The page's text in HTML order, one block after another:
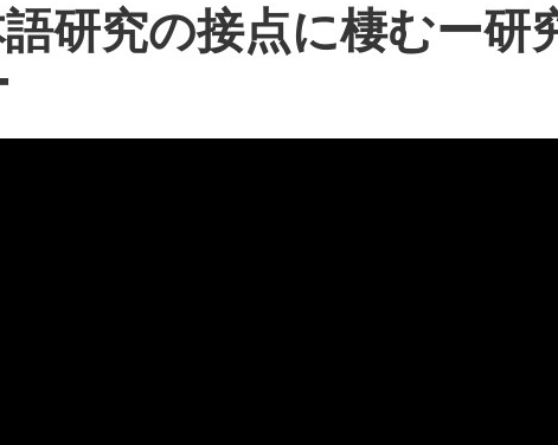
研究の接点に棲むー研